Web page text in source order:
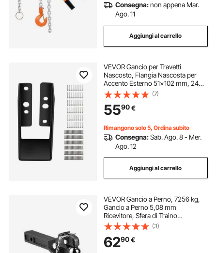
Consegna:non appena Mar.
Ago. 11
Aggiungi al carrello
VEVOR Gancio per Travetti
Nascosto, Flangia Nascosta per
Accento Esterno 51x102 mm, 24
Pezzi Staffe per Travetti Nascosti,
Gancio con Montaggio Frontale
Nascosto in Lamiera Acciaio Q235
Verniciato
(7)
5590€
Rimangono solo 5, Ordina subito
Consegna:Sab. Ago. 8 - Mer.
Ago. 12
Aggiungi al carrello
VEVOR Gancio a Perno, 7256 kg,
Gancio a Perno 5,08 mm
Ricevitore, Sfera di Traino
Combinata, Anello di Lunetta adatto
6,35-7,62 cm, Salita e Discesa da
15,24 cm, Verniciatura a Polvere,
Nera
(3)
6290€